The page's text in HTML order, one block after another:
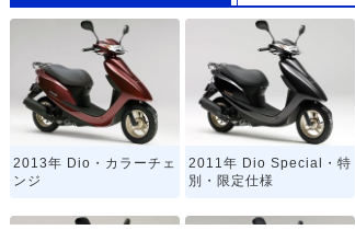
2013年 Dio・カラーチェ
ンジ
2011年 Dio Special・特
別・限定仕様